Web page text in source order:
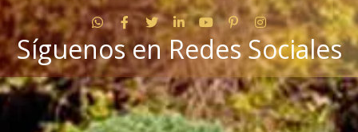
WhatsApp
Facebook
TwitterLinkedInYouTube
PinterestInstagram
Síguenos en Redes Sociales